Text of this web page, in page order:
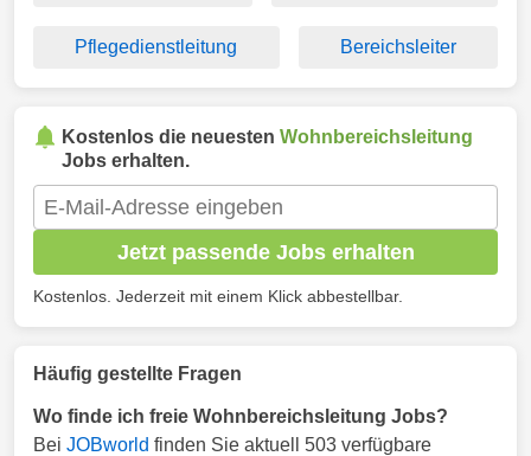
Pflegedienstleitung Bereichsleiter
Kostenlos die neuesten Wohnbereichsleitung
Jobs erhalten.
Jetzt passende Jobs erhalten
Kostenlos. Jederzeit mit einem Klick abbestellbar.
Häufig gestellte Fragen
Wo finde ich freie Wohnbereichsleitung Jobs?
Bei JOBworld finden Sie aktuell 503 verfügbare